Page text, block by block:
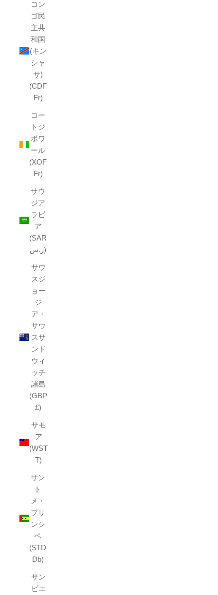
コン
ゴ民
主共
和国
(キン
シャ
サ)
(CDF
Fr)
コー
トジ
ボワ
ール
(XOF
Fr)
サウ
ジア
ラビ
ア
(SAR
ر.س)
サウ
スジ
ョー
ジ
ア・
サウ
スサ
ンド
ウィ
ッチ
諸島
(GBP
£)
サモ
ア
(WST
T)
サン
ト
メ・
プリ
ンシ
ペ
(STD
Db)
サン
ピエ